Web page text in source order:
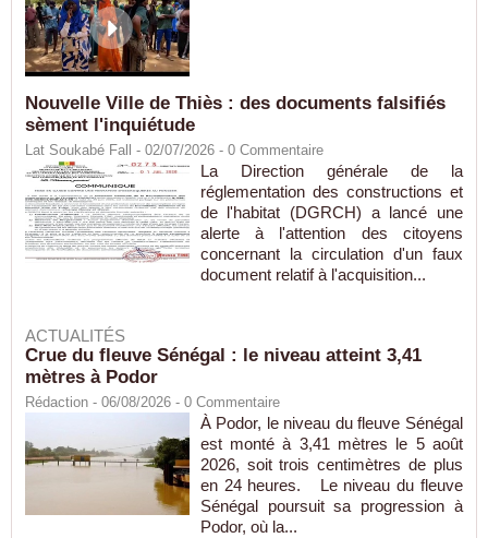
Nouvelle Ville de Thiès : des documents falsifiés
sèment l'inquiétude
Lat Soukabé Fall - 02/07/2026 - 0 Commentaire
La Direction générale de la
réglementation des constructions et
de l'habitat (DGRCH) a lancé une
alerte à l'attention des citoyens
concernant la circulation d'un faux
document relatif à l'acquisition...
ACTUALITÉS
Crue du fleuve Sénégal : le niveau atteint 3,41
mètres à Podor
Rédaction - 06/08/2026 - 0 Commentaire
À Podor, le niveau du fleuve Sénégal
est monté à 3,41 mètres le 5 août
2026, soit trois centimètres de plus
en 24 heures. Le niveau du fleuve
Sénégal poursuit sa progression à
Podor, où la...